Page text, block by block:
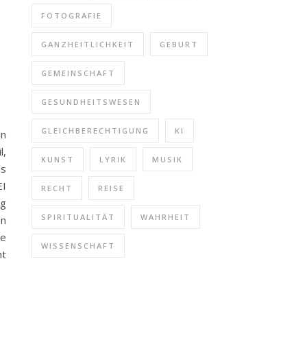
FOTOGRAFIE
GANZHEITLICHKEIT GEBURT
GEMEINSCHAFT
GESUNDHEITSWESEN
GLEICHBERECHTIGUNG KI
KUNST LYRIK MUSIK
RECHT REISE
SPIRITUALITÄT WAHRHEIT
WISSENSCHAFT